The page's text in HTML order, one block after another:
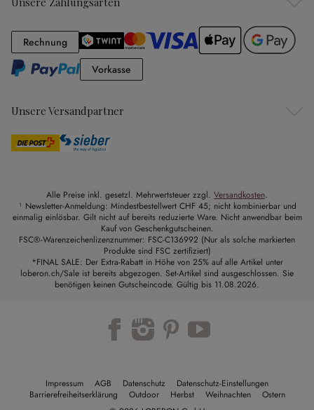
RechnungRechnung
Vorkasse
Unsere Versandpartner
Alle Preise inkl. gesetzl. Mehrwertsteuer zzgl. Versandkosten.
¹ Newsletter-Anmeldung: Mindestbestellwert CHF 45; nicht kombinierbar und
einmalig einlösbar. Gilt nicht auf bereits reduzierte Ware. Nicht anwendbar beim
Kauf von Geschenkgutscheinen.
FSC®-Warenzeichenlizenznummer: FSC-C136992 (Nur als solche markierten
Produkte sind FSC zertifiziert)
*FINAL SALE: Der Extra-Rabatt in Höhe von 25% auf alle Artikel unter
loberon.ch/Sale ist bereits abgezogen. Set-Artikel sind ausgeschlossen. Sie
benötigen keinen Gutscheincode. Gültig bis 11.08.2026.
Impressum AGB Datenschutz
Datenschutz-Einstellungen
Barrierefreiheitserklärung
Outdoor Herbst Weihnachten
Ostern